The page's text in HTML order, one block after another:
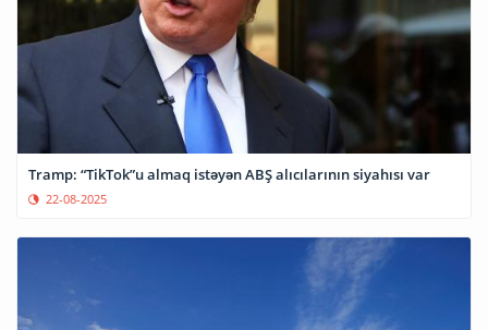
Tramp: “TikTok”u almaq istəyən ABŞ alıcılarının siyahısı var
22-08-2025